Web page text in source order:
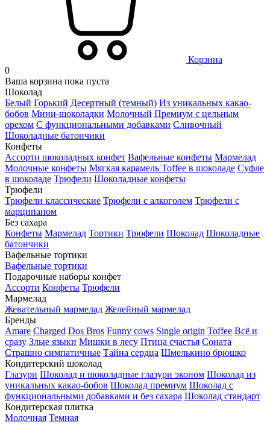
Корзина
0
Ваша корзина пока пуста
Шоколад
Белый Горький Десертный (темный) Из уникальных какао-
бобов Мини-шоколадки Молочный Премиум с цельным
орехом С функциональными добавками Сливочный
Шоколадные батончики
Конфеты
Ассорти шоколадных конфет Вафельные конфеты Мармелад
Молочные конфеты Мягкая карамель Toffee в шоколаде Суфле
в шоколаде Трюфели Шоколадные конфеты
Трюфели
Трюфели классические Трюфели с алкоголем Трюфели с
марципаном
Без сахара
Конфеты Мармелад Тортики Трюфели Шоколад Шоколадные
батончики
Вафельные тортики
Вафельные тортики
Подарочные наборы конфет
Ассорти Конфеты Трюфели
Мармелад
Жевательный мармелад Желейный мармелад
Бренды
Amare Charged Dos Bros Funny cows Single origin Toffee Всё и
сразу Злые языки Мишки в лесу Птица счастья Соната
Страшно симпатичные Тайна сердца Шмелькино брюшко
Кондитерский шоколад
Глазури Шоколад и шоколадные глазури эконом Шоколад из
уникальных какао-бобов Шоколад премиум Шоколад с
функциональными добавками и без сахара Шоколад стандарт
Кондитерская плитка
Молочная Темная